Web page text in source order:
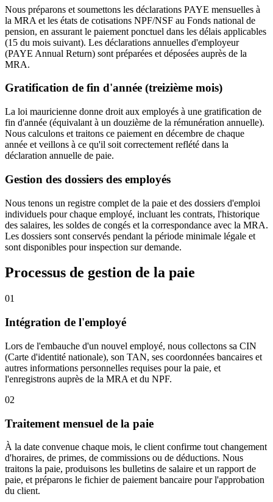
Nous préparons et soumettons les déclarations PAYE mensuelles à
la MRA et les états de cotisations NPF/NSF au Fonds national de
pension, en assurant le paiement ponctuel dans les délais applicables
(15 du mois suivant). Les déclarations annuelles d'employeur
(PAYE Annual Return) sont préparées et déposées auprès de la
MRA.
Gratification de fin d'année (treizième mois)
La loi mauricienne donne droit aux employés à une gratification de
fin d'année (équivalant à un douzième de la rémunération annuelle).
Nous calculons et traitons ce paiement en décembre de chaque
année et veillons à ce qu'il soit correctement reflété dans la
déclaration annuelle de paie.
Gestion des dossiers des employés
Nous tenons un registre complet de la paie et des dossiers d'emploi
individuels pour chaque employé, incluant les contrats, l'historique
des salaires, les soldes de congés et la correspondance avec la MRA.
Les dossiers sont conservés pendant la période minimale légale et
sont disponibles pour inspection sur demande.
Processus de gestion de la paie
01
Intégration de l'employé
Lors de l'embauche d'un nouvel employé, nous collectons sa CIN
(Carte d'identité nationale), son TAN, ses coordonnées bancaires et
autres informations personnelles requises pour la paie, et
l'enregistrons auprès de la MRA et du NPF.
02
Traitement mensuel de la paie
À la date convenue chaque mois, le client confirme tout changement
d'horaires, de primes, de commissions ou de déductions. Nous
traitons la paie, produisons les bulletins de salaire et un rapport de
paie, et préparons le fichier de paiement bancaire pour l'approbation
du client.